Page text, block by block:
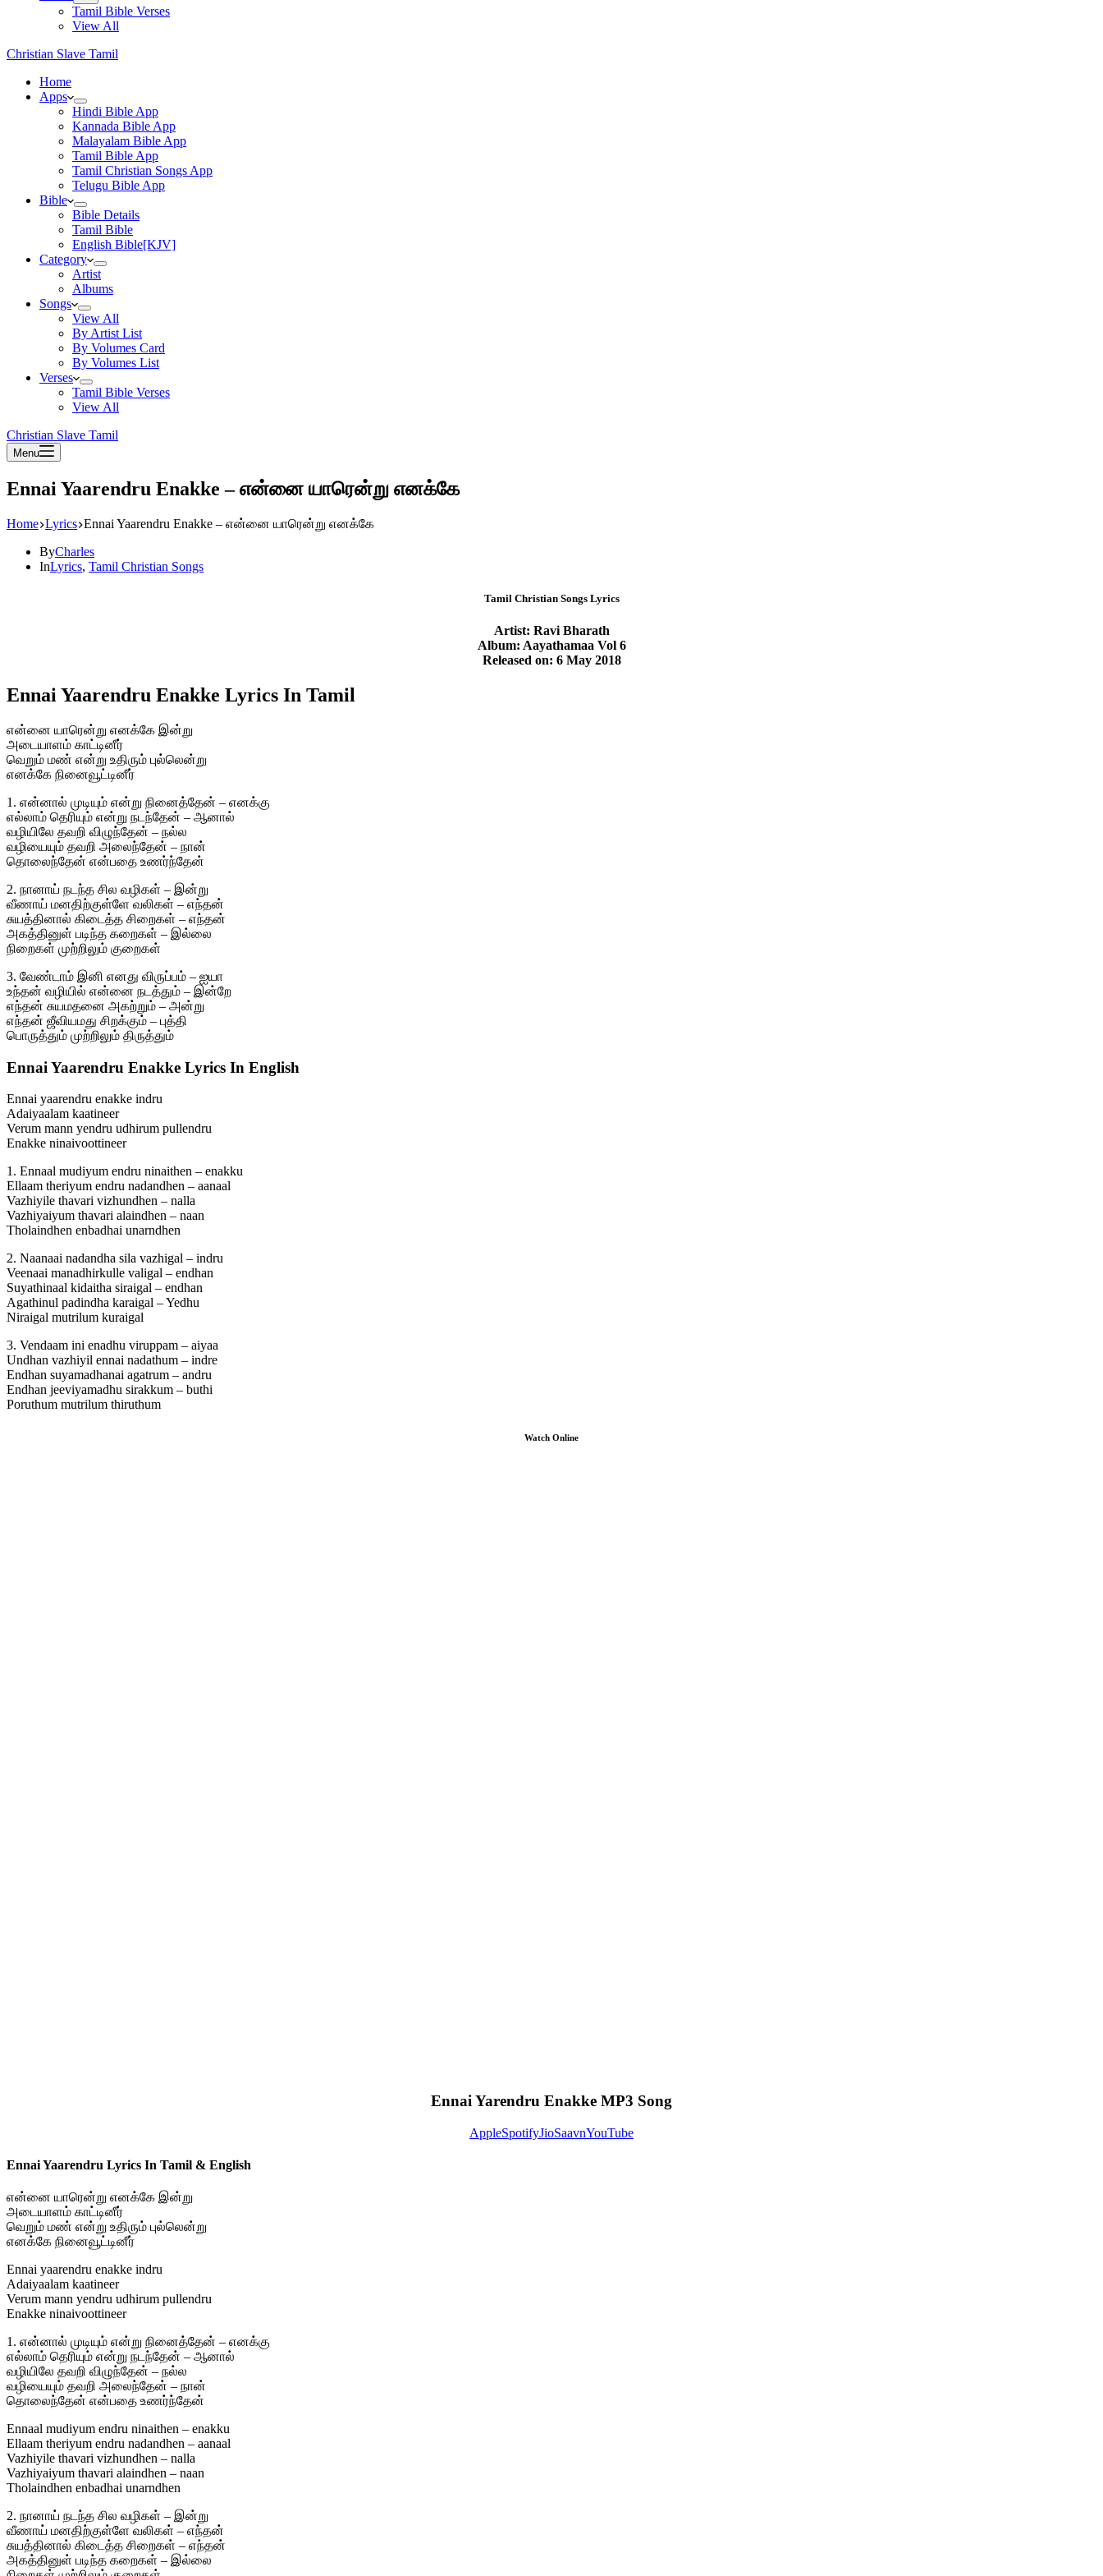
Tamil Bible Verses
View All
Christian Slave Tamil
Home
Apps
Hindi Bible App
Kannada Bible App
Malayalam Bible App
Tamil Bible App
Tamil Christian Songs App
Telugu Bible App
Bible
Bible Details
Tamil Bible
English Bible[KJV]
Category
Artist
Albums
Songs
View All
By Artist List
By Volumes Card
By Volumes List
Verses
Tamil Bible Verses
View All
Christian Slave Tamil
Menu
Ennai Yaarendru Enakke – என்னை யாரென்று எனக்கே
Home Lyrics Ennai Yaarendru Enakke – என்னை யாரென்று எனக்கே
ByCharles
InLyrics, Tamil Christian Songs
Tamil Christian Songs Lyrics
Artist: Ravi Bharath
Album: Aayathamaa Vol 6
Released on: 6 May 2018
Ennai Yaarendru Enakke Lyrics In Tamil
என்னை யாரென்று எனக்கே இன்று
அடையாளம் காட்டினீர்
வெறும் மண் என்று உதிரும் புல்லென்று
எனக்கே நினைவூட்டினீர்
1. என்னால் முடியும் என்று நினைத்தேன் – எனக்கு
எல்லாம் தெரியும் என்று நடந்தேன் – ஆனால்
வழியிலே தவறி விழுந்தேன் – நல்ல
வழியையும் தவறி அலைந்தேன் – நான்
தொலைந்தேன் என்பதை உணர்ந்தேன்
2. நானாய் நடந்த சில வழிகள் – இன்று
வீணாய் மனதிற்குள்ளே வலிகள் – எந்தன்
சுயத்தினால் கிடைத்த சிறைகள் – எந்தன்
அகத்தினுள் படிந்த கறைகள் – இல்லை
நிறைகள் முற்றிலும் குறைகள்
3. வேண்டாம் இனி எனது விருப்பம் – ஐயா
உந்தன் வழியில் என்னை நடத்தும் – இன்றே
எந்தன் சுயமதனை அகற்றும் – அன்று
எந்தன் ஜீவியமது சிறக்கும் – புத்தி
பொருத்தும் முற்றிலும் திருத்தும்
Ennai Yaarendru Enakke Lyrics In English
Ennai yaarendru enakke indru
Adaiyaalam kaatineer
Verum mann yendru udhirum pullendru
Enakke ninaivoottineer
1. Ennaal mudiyum endru ninaithen – enakku
Ellaam theriyum endru nadandhen – aanaal
Vazhiyile thavari vizhundhen – nalla
Vazhiyaiyum thavari alaindhen – naan
Tholaindhen enbadhai unarndhen
2. Naanaai nadandha sila vazhigal – indru
Veenaai manadhirkulle valigal – endhan
Suyathinaal kidaitha siraigal – endhan
Agathinul padindha karaigal – Yedhu
Niraigal mutrilum kuraigal
3. Vendaam ini enadhu viruppam – aiyaa
Undhan vazhiyil ennai nadathum – indre
Endhan suyamadhanai agatrum – andru
Endhan jeeviyamadhu sirakkum – buthi
Poruthum mutrilum thiruthum
Watch Online
Ennai Yarendru Enakke MP3 Song
AppleSpotifyJioSaavnYouTube
Ennai Yaarendru Lyrics In Tamil & English
என்னை யாரென்று எனக்கே இன்று
அடையாளம் காட்டினீர்
வெறும் மண் என்று உதிரும் புல்லென்று
எனக்கே நினைவூட்டினீர்
Ennai yaarendru enakke indru
Adaiyaalam kaatineer
Verum mann yendru udhirum pullendru
Enakke ninaivoottineer
1. என்னால் முடியும் என்று நினைத்தேன் – எனக்கு
எல்லாம் தெரியும் என்று நடந்தேன் – ஆனால்
வழியிலே தவறி விழுந்தேன் – நல்ல
வழியையும் தவறி அலைந்தேன் – நான்
தொலைந்தேன் என்பதை உணர்ந்தேன்
Ennaal mudiyum endru ninaithen – enakku
Ellaam theriyum endru nadandhen – aanaal
Vazhiyile thavari vizhundhen – nalla
Vazhiyaiyum thavari alaindhen – naan
Tholaindhen enbadhai unarndhen
2. நானாய் நடந்த சில வழிகள் – இன்று
வீணாய் மனதிற்குள்ளே வலிகள் – எந்தன்
சுயத்தினால் கிடைத்த சிறைகள் – எந்தன்
அகத்தினுள் படிந்த கறைகள் – இல்லை